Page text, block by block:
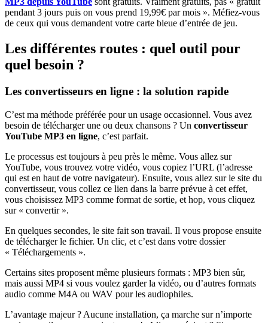
pendant 3 jours puis on vous prend 19,99€ par mois ». Méfiez-vous
de ceux qui vous demandent votre carte bleue d’entrée de jeu.
Les différentes routes : quel outil pour
quel besoin ?
Les convertisseurs en ligne : la solution rapide
C’est ma méthode préférée pour un usage occasionnel. Vous avez
besoin de télécharger une ou deux chansons ? Un convertisseur
YouTube MP3 en ligne, c’est parfait.
Le processus est toujours à peu près le même. Vous allez sur
YouTube, vous trouvez votre vidéo, vous copiez l’URL (l’adresse
qui est en haut de votre navigateur). Ensuite, vous allez sur le site du
convertisseur, vous collez ce lien dans la barre prévue à cet effet,
vous choisissez MP3 comme format de sortie, et hop, vous cliquez
sur « convertir ».
En quelques secondes, le site fait son travail. Il vous propose ensuite
de télécharger le fichier. Un clic, et c’est dans votre dossier
« Téléchargements ».
Certains sites proposent même plusieurs formats : MP3 bien sûr,
mais aussi MP4 si vous voulez garder la vidéo, ou d’autres formats
audio comme M4A ou WAV pour les audiophiles.
L’avantage majeur ? Aucune installation, ça marche sur n’importe